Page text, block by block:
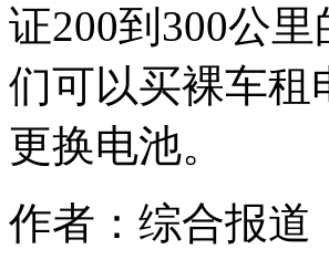
证200到300公
们可以买裸车租
更换电池。
作者：综合报道